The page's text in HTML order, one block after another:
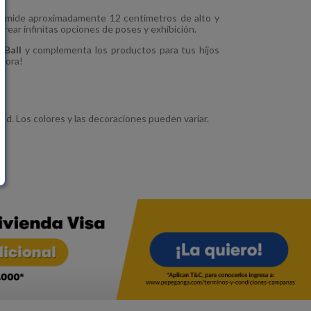
mide aproximadamente 12 centímetros de alto y
infinitas opciones de poses y exhibición.
Ball y complementa los productos para tus hijos
Los colores y las decoraciones pueden variar.